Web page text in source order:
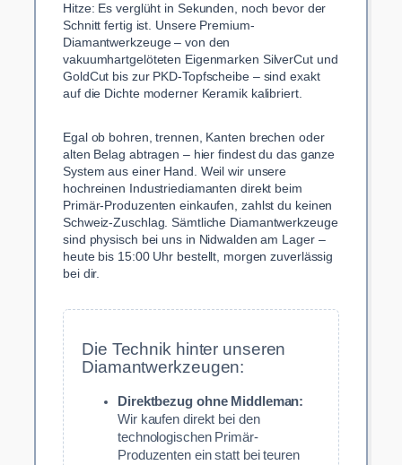
Hitze: Es verglüht in Sekunden, noch bevor der
Schnitt fertig ist. Unsere Premium-
Diamantwerkzeuge – von den
vakuumhartgelöteten Eigenmarken SilverCut und
GoldCut bis zur PKD-Topfscheibe – sind exakt
auf die Dichte moderner Keramik kalibriert.
Egal ob bohren, trennen, Kanten brechen oder
alten Belag abtragen – hier findest du das ganze
System aus einer Hand. Weil wir unsere
hochreinen Industriediamanten direkt beim
Primär-Produzenten einkaufen, zahlst du keinen
Schweiz-Zuschlag. Sämtliche Diamantwerkzeuge
sind physisch bei uns in Nidwalden am Lager –
heute bis 15:00 Uhr bestellt, morgen zuverlässig
bei dir.
Die Technik hinter unseren
Diamantwerkzeugen:
Direktbezug ohne Middleman:
Wir kaufen direkt bei den
technologischen Primär-
Produzenten ein statt bei teuren